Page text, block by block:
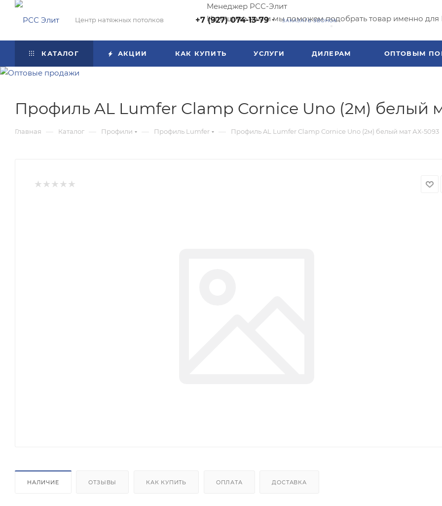
Менеджер РСС-Элит
Напишите нам и мы поможем подобрать товар именно для
Центр натяжных потолков +7 (927) 074-13-79 ЗАКАЗАТЬ ЗВОНОК
КАТАЛОГ АКЦИИ КАК КУПИТЬ УСЛУГИ ДИЛЕРАМ ОПТОВЫМ
Профиль AL Lumfer Clamp Cornice Uno (2м) белый
Главная — Каталог — Профили — Профиль Lumfer — Профиль AL Lumfer Clamp Cornice Uno (2м) белый мат АХ-5093
НАЛИЧИЕ ОТЗЫВЫ КАК КУПИТЬ ОПЛАТА ДОСТАВКА